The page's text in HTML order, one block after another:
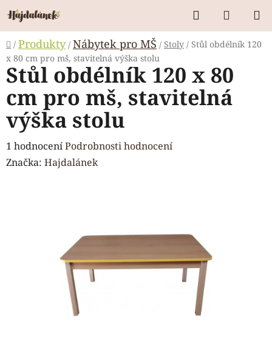
Přejít
na
obsah
Hledat
KOŠÍK
Domů
/ Produkty / Nábytek pro MŠ / Stoly / Stůl obdélník 120
x 80 cm pro mš, stavitelná výška stolu
Stůl obdélník 120 x 80
cm pro mš, stavitelná
výška stolu
Průměrné
hodnocení
1 hodnoceníPodrobnosti hodnocení
Značka: Hajdalánek